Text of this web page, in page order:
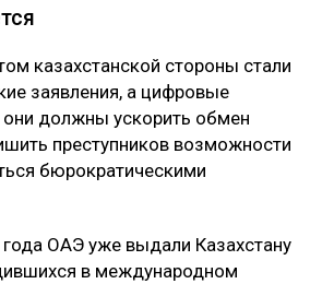
казахстанской стороны стали
заявления, а цифровые
должны ускорить обмен
преступников возможности
бюрократическими
года ОАЭ уже выдали Казахстану
в международном